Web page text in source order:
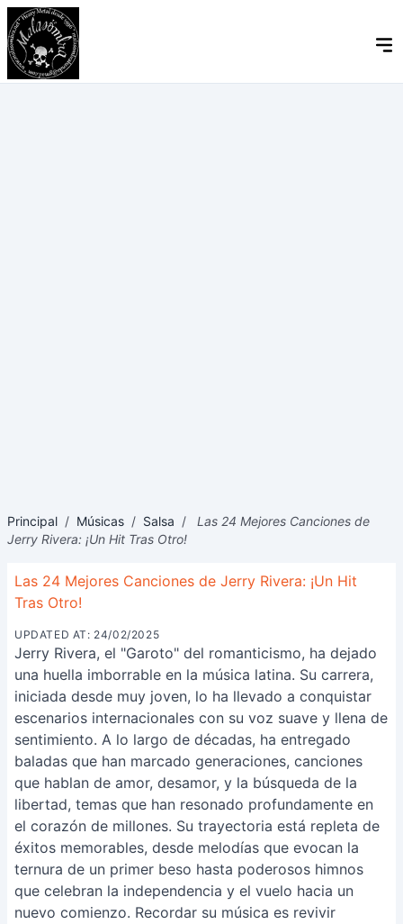
Principal / Músicas / Salsa /
Las 24 Mejores Canciones de
Jerry Rivera: ¡Un Hit Tras Otro!
Las 24 Mejores Canciones de Jerry Rivera: ¡Un Hit
Tras Otro!
UPDATED AT: 24/02/2025
Jerry Rivera, el "Garoto" del romanticismo, ha dejado
una huella imborrable en la música latina. Su carrera,
iniciada desde muy joven, lo ha llevado a conquistar
escenarios internacionales con su voz suave y llena de
sentimiento. A lo largo de décadas, ha entregado
baladas que han marcado generaciones, canciones
que hablan de amor, desamor, y la búsqueda de la
libertad, temas que han resonado profundamente en
el corazón de millones. Su trayectoria está repleta de
éxitos memorables, desde melodías que evocan la
ternura de un primer beso hasta poderosos himnos
que celebran la independencia y el vuelo hacia un
nuevo comienzo. Recordar su música es revivir